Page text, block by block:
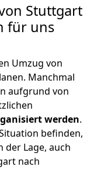
Stuttgart
für uns
Umzug von
Manchmal
aufgrund von
werden.
befinden,
der Lage, auch
nach